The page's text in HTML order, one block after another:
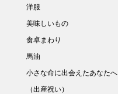
洋服
美味しいもの
食卓まわり
馬油
小さな命に出会えたあなたへ
（出産祝い）